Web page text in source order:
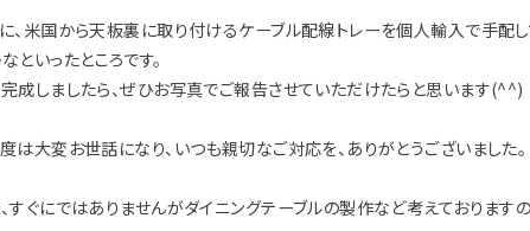
新生活
その他
、米国から天板裏に取り付けるケーブル配線トレーを個人輸入で手配
といったところです。
成しましたら、ぜひお写真でご報告させていただけたらと思います(^^)
は大変お世話になり、いつも親切なご対応を、ありがとうございました。
すぐにではありませんがダイニングテーブルの製作など考えております